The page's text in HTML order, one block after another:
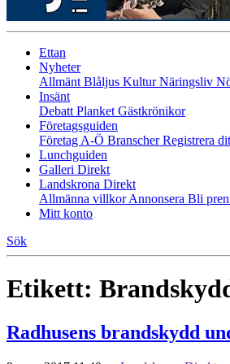
Ettan
Nyheter
Allmänt Blåljus KulturNäringsliv
Insänt
Debatt Planket Gästkrönikor
Företagsguiden
Företag A-Ö BranscherRegistrera
Lunchguiden
Galleri Direkt
Landskrona Direkt
Allmänna villkorAnnonsera Bli
Mitt konto
Sök
Etikett:
Radhusens brandskydd